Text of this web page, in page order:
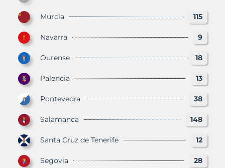
Murcia 115
Navarra 9
Ourense 18
Palencia 13
Pontevedra 38
Salamanca 148
Santa Cruz de Tenerife 12
Segovia 28